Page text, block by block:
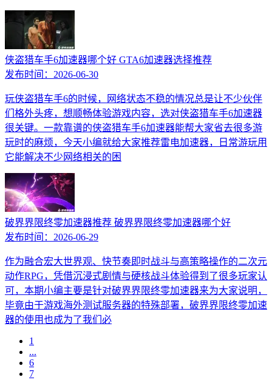
侠盗猎车手6加速器哪个好 GTA6加速器选择推荐
发布时间： 2026-06-30
玩侠盗猎车手6的时候，网络状态不稳的情况总是让不少伙伴
们格外头疼，想顺畅体验游戏内容，选对侠盗猎车手6加速器
很关键。一款靠谱的侠盗猎车手6加速器能帮大家省去很多游
玩时的麻烦，今天小编就给大家推荐雷电加速器，日常游玩用
它能解决不少网络相关的困
破界界限终零加速器推荐 破界界限终零加速器哪个好
发布时间： 2026-06-29
作为融合宏大世界观、快节奏即时战斗与高策略操作的二次元
动作RPG，凭借沉浸式剧情与硬核战斗体验得到了很多玩家认
可，本期小编主要是针对破界界限终零加速器来为大家说明，
毕竟由于游戏海外测试服务器的特殊部署，破界界限终零加速
器的使用也成为了我们必
1
...
6
7